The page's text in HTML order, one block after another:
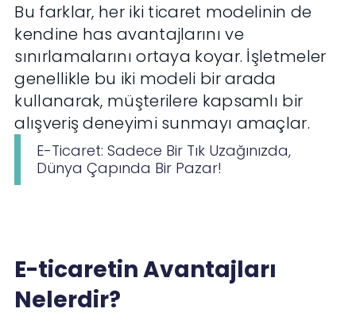
Bu farklar, her iki ticaret modelinin de
kendine has avantajlarını ve
sınırlamalarını ortaya koyar. İşletmeler
genellikle bu iki modeli bir arada
kullanarak, müşterilere kapsamlı bir
alışveriş deneyimi sunmayı amaçlar.
E-Ticaret: Sadece Bir Tık Uzağınızda,
Dünya Çapında Bir Pazar!
E-ticaretin Avantajları
Nelerdir?